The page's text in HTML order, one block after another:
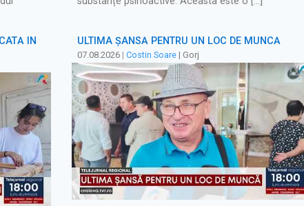
ÎN
ULTIMA ȘANSĂ PENTRU UN LOC DE MUNCĂ
07.08.2026 | Costin Soare | Gorj